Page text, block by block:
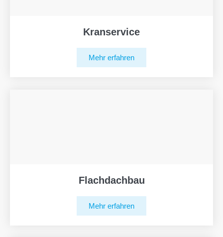
Kranservice
Mehr erfahren
Flachdachbau
Mehr erfahren